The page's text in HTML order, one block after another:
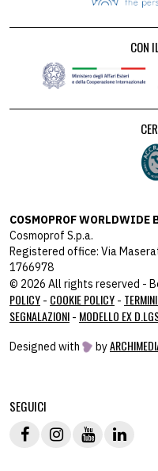
CON
COSMOPROF WORLDWIDE
Cosmoprof S.p.a.
Registered office: Via
1766978
© 2026 All rights reserved -
POLICY - COOKIE POLICY -
SEGNALAZIONI - MODELLO EX
Designed with by
SEGUICI